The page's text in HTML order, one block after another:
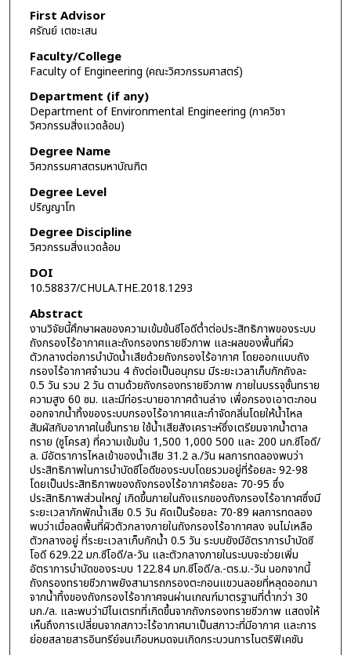
First Advisor
ศรัณย์ เตชะเสน
Faculty/College
Faculty of Engineering (คณะวิศวกรรมศาสตร์)
Department (if any)
Department of Environmental Engineering (ภาควิชา
วิศวกรรมสิ่งแวดล้อม)
Degree Name
วิศวกรรมศาสตรมหาบัณฑิต
Degree Level
ปริญญาโท
Degree Discipline
วิศวกรรมสิ่งแวดล้อม
DOI
10.58837/CHULA.THE.2018.1293
Abstract
งานวิจัยนี้ศึกษาผลของความเข้มข้นซีโอดีต่ำต่อประสิทธิภาพของระบบ
ถังกรองไร้อากาศและถังกรองทรายชีวภาพ และผลของพื้นที่ผิว
ตัวกลางต่อการบำบัดน้ำเสียด้วยถังกรองไร้อากาศ โดยออกแบบถัง
กรองไร้อากาศจำนวน 4 ถังต่อเป็นอนุกรม มีระยะเวลาเก็บกักถังละ
0.5 วัน รวม 2 วัน ตามด้วยถังกรองทรายชีวภาพ ภายในบรรจุชั้นทราย
ความสูง 60 ซม. และมีท่อระบายอากาศด้านล่าง เพื่อกรองเอาตะกอน
ออกจากน้ำทิ้งของระบบกรองไร้อากาศและกำจัดกลิ่นโดยให้น้ำไหล
สัมผัสกับอากาศในชั้นทราย ใช้น้ำเสียสังเคราะห์ซึ่งเตรียมจากน้ำตาล
ทราย (ซูโครส) ที่ความเข้มข้น 1,500 1,000 500 และ 200 มก.ซีโอดี/
ล. มีอัตราการไหลเข้าของน้ำเสีย 31.2 ล./วัน ผลการทดลองพบว่า
ประสิทธิภาพในการบำบัดซีโอดีของระบบโดยรวมอยู่ที่ร้อยละ 92-98
โดยเป็นประสิทธิภาพของถังกรองไร้อากาศร้อยละ 70-95 ซึ่ง
ประสิทธิภาพส่วนใหญ่ เกิดขึ้นภายในถังแรกของถังกรองไร้อากาศซึ่งมี
ระยะเวลากักพักน้ำเสีย 0.5 วัน คิดเป็นร้อยละ 70-89 ผลการทดลอง
พบว่าเมื่อลดพื้นที่ผิวตัวกลางภายในถังกรองไร้อากาศลง จนไม่เหลือ
ตัวกลางอยู่ ที่ระยะเวลาเก็บกักน้ำ 0.5 วัน ระบบยังมีอัตราการบำบัดซี
โอดี 629.22 มก.ซีโอดี/ล-วัน และตัวกลางภายในระบบจะช่วยเพิ่ม
อัตราการบำบัดของระบบ 122.84 มก.ซีโอดี/ล.-ตร.ม.-วัน นอกจากนี้
ถังกรองทรายชีวภาพยังสามารถกรองตะกอนแขวนลอยที่หลุดออกมา
จากน้ำทิ้งของถังกรองไร้อากาศจนผ่านเกณฑ์มาตรฐานที่ต่ำกว่า 30
มก./ล. และพบว่ามีไนเตรทที่เกิดขึ้นจากถังกรองทรายชีวภาพ แสดงให้
เห็นถึงการเปลี่ยนจากสภาวะไร้อากาศมาเป็นสภาวะที่มีอากาศ และการ
ย่อยสลายสารอินทรีย์จนเกือบหมดจนเกิดกระบวนการไนตริฟิเคชัน